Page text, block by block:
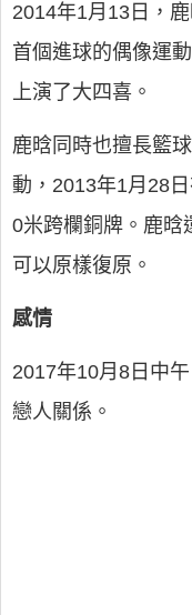
2014年1月13日，
首個進球的偶像運
上演了大四喜。
鹿晗同時也擅長籃
動，2013年1月28
0米跨欄銅牌。鹿晗
可以原樣復原。
感情
2017年10月8日中
戀人關係。